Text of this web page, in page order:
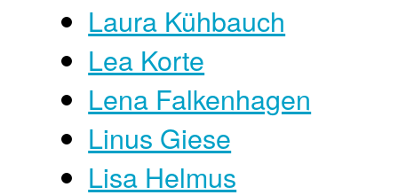
Laura Kühbauch
Lea Korte
Lena Falkenhagen
Linus Giese
Lisa Helmus